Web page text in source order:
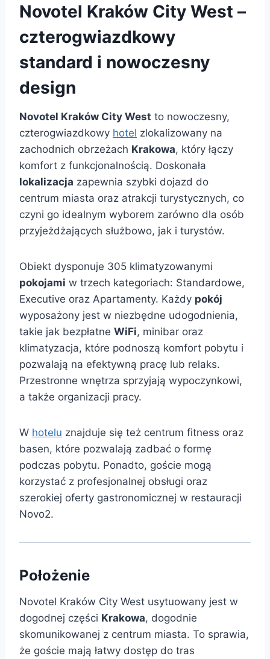
Novotel Kraków City West –
czterogwiazdkowy
standard i nowoczesny
design
Novotel Kraków City West to nowoczesny,
czterogwiazdkowy hotel zlokalizowany na
zachodnich obrzeżach Krakowa, który łączy
komfort z funkcjonalnością. Doskonała
lokalizacja zapewnia szybki dojazd do
centrum miasta oraz atrakcji turystycznych, co
czyni go idealnym wyborem zarówno dla osób
przyjeżdżających służbowo, jak i turystów.
Obiekt dysponuje 305 klimatyzowanymi
pokojami w trzech kategoriach: Standardowe,
Executive oraz Apartamenty. Każdy pokój
wyposażony jest w niezbędne udogodnienia,
takie jak bezpłatne WiFi, minibar oraz
klimatyzacja, które podnoszą komfort pobytu i
pozwalają na efektywną pracę lub relaks.
Przestronne wnętrza sprzyjają wypoczynkowi,
a także organizacji pracy.
W hotelu znajduje się też centrum fitness oraz
basen, które pozwalają zadbać o formę
podczas pobytu. Ponadto, goście mogą
korzystać z profesjonalnej obsługi oraz
szerokiej oferty gastronomicznej w restauracji
Novo2.
Położenie
Novotel Kraków City West usytuowany jest w
dogodnej części Krakowa, dogodnie
skomunikowanej z centrum miasta. To sprawia,
że goście mają łatwy dostęp do tras